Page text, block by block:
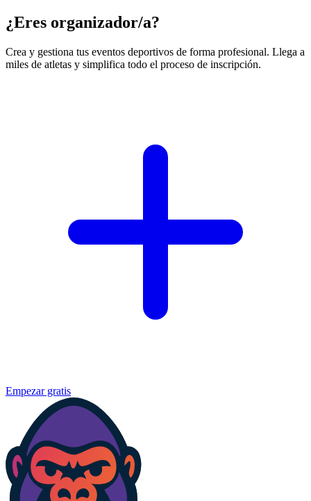
¿Eres organizador/a?
Crea y gestiona tus eventos deportivos de forma profesional. Llega a
miles de atletas y simplifica todo el proceso de inscripción.
Empezar gratis